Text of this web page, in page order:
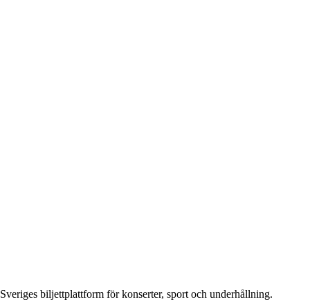
Sveriges biljettplattform för konserter, sport och underhållning.